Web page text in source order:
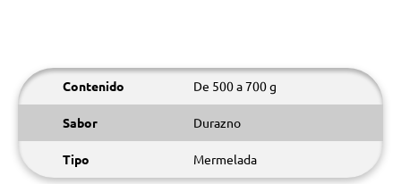
Contenido De 500 a 700 g
Sabor Durazno
Tipo Mermelada